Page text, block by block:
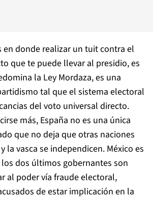
en donde realizar un tuit contra el
que te puede llevar al presidio, es
la Ley Mordaza, es una
tal que el sistema electoral
del voto universal directo.
más, España no es una única
que no deja que otras naciones
la vasca se independicen. México es
dos últimos gobernantes son
al poder vía fraude electoral,
de estar implicación en la